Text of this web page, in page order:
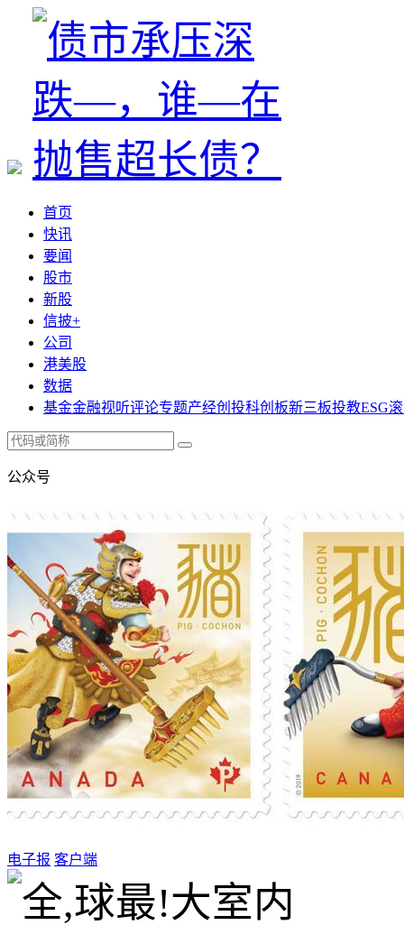
首页
快讯
要闻
股市
新股
信披+
公司
港美股
数据
基金金融视听评论专题产经创投科创板新三板投教ESG
公众号
电子报 客户端